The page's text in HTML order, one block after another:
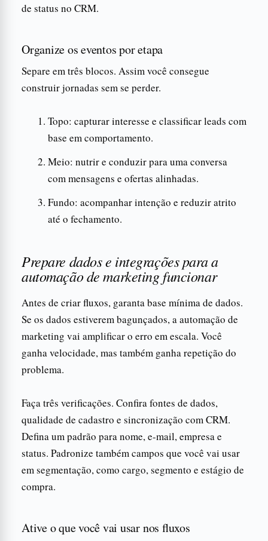
de status no CRM.
Organize os eventos por etapa
Separe em três blocos. Assim você consegue
construir jornadas sem se perder.
Topo: capturar interesse e classificar leads com
base em comportamento.
Meio: nutrir e conduzir para uma conversa
com mensagens e ofertas alinhadas.
Fundo: acompanhar intenção e reduzir atrito
até o fechamento.
Prepare dados e integrações para a
automação de marketing funcionar
Antes de criar fluxos, garanta base mínima de dados.
Se os dados estiverem bagunçados, a automação de
marketing vai amplificar o erro em escala. Você
ganha velocidade, mas também ganha repetição do
problema.
Faça três verificações. Confira fontes de dados,
qualidade de cadastro e sincronização com CRM.
Defina um padrão para nome, e-mail, empresa e
status. Padronize também campos que você vai usar
em segmentação, como cargo, segmento e estágio de
compra.
Ative o que você vai usar nos fluxos